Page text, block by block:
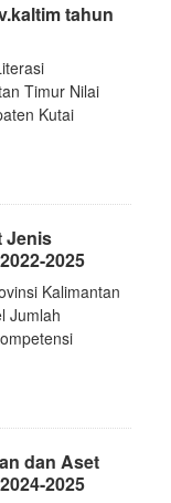
tahun
Timur Nilai
Kutai
Jenis
2025
Kalimantan
Jumlah
dan Aset
2025